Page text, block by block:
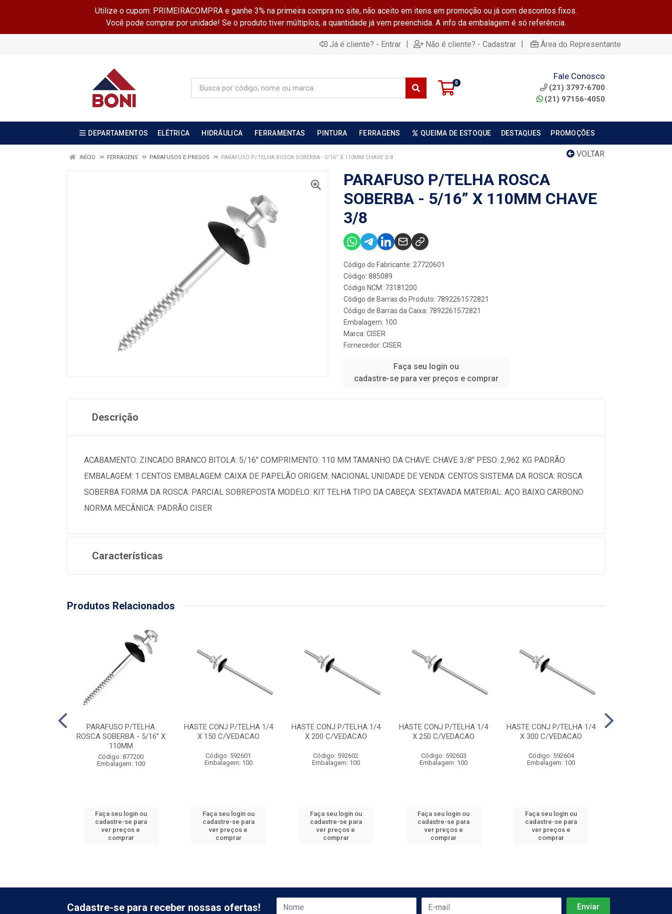
Utilize o cupom: PRIMEIRACOMPRA e ganhe 3% na primeira compra no site, não aceito em itens em promoção ou já com descontos fixos.
Você pode comprar por unidade! Se o produto tiver múltiplos, a quantidade já vem preenchida. A info da embalagem é só referência.
Já é cliente? - Entrar | Não é cliente? - Cadastrar | Área do Representante
0
Fale Conosco
(21) 3797-6700
(21) 97156-4050
DEPARTAMENTOS ELÉTRICA HIDRÁULICA FERRAMENTAS PINTURA FERRAGENS QUEIMA DE ESTOQUE DESTAQUES PROMOÇÕES
VOLTAR
INÍCIO FERRAGENS PARAFUSOS E PREGOS PARAFUSO P/TELHA ROSCA SOBERBA - 5/16” X 110MM CHAVE 3/8
PARAFUSO P/TELHA ROSCA
SOBERBA - 5/16” X 110MM CHAVE
3/8
Código do Fabricante: 27720601
Código: 885089
Código NCM: 73181200
Código de Barras do Produto: 7892261572821
Código de Barras da Caixa: 7892261572821
Embalagem: 100
Marca: CISER
Fornecedor: CISER
Faça seu login ou
cadastre-se para ver preços e comprar
Descrição
ACABAMENTO: ZINCADO BRANCO BITOLA: 5/16" COMPRIMENTO: 110 MM TAMANHO DA CHAVE: CHAVE 3/8" PESO: 2,962 KG PADRÃO
EMBALAGEM: 1 CENTOS EMBALAGEM: CAIXA DE PAPELÃO ORIGEM: NACIONAL UNIDADE DE VENDA: CENTOS SISTEMA DA ROSCA: ROSCA
SOBERBA FORMA DA ROSCA: PARCIAL SOBREPOSTA MODELO: KIT TELHA TIPO DA CABEÇA: SEXTAVADA MATERIAL: AÇO BAIXO CARBONO
NORMA MECÂNICA: PADRÃO CISER
Características
Produtos Relacionados
PARAFUSO P/TELHA
ROSCA SOBERBA - 5/16” X
110MM
Código: 877200
Embalagem: 100
Faça seu login ou
cadastre-se para
ver preços e
comprar
HASTE CONJ P/TELHA 1/4
X 150 C/VEDACAO
Código: 592601
Embalagem: 100
Faça seu login ou
cadastre-se para
ver preços e
comprar
HASTE CONJ P/TELHA 1/4
X 200 C/VEDACAO
Código: 592602
Embalagem: 100
Faça seu login ou
cadastre-se para
ver preços e
comprar
HASTE CONJ P/TELHA 1/4
X 250 C/VEDACAO
Código: 592603
Embalagem: 100
Faça seu login ou
cadastre-se para
ver preços e
comprar
HASTE CONJ P/TELHA 1/4
X 300 C/VEDACAO
Código: 592604
Embalagem: 100
Faça seu login ou
cadastre-se para
ver preços e
comprar
Cadastre-se para receber nossas ofertas!